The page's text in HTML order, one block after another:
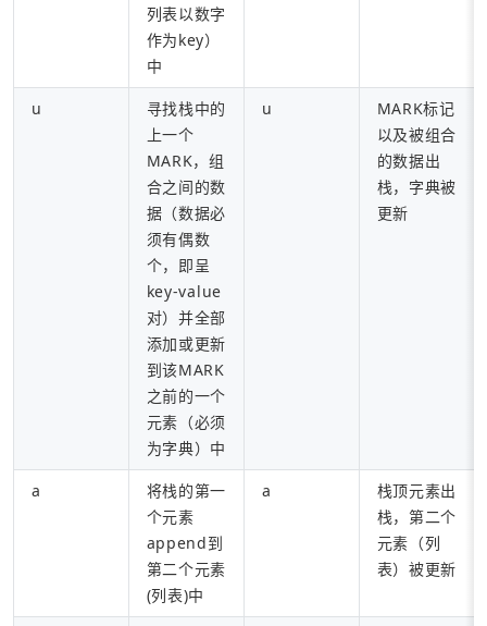
列表以数字
作为key）
中
u
寻找栈中的
上一个
MARK，组
合之间的数
据（数据必
须有偶数
个，即呈
key-value
对）并全部
添加或更新
到该MARK
之前的一个
元素（必须
为字典）中
u
MARK标记
以及被组合
的数据出
栈，字典被
更新
a
将栈的第一
个元素
append到
第二个元素
(列表)中
a
栈顶元素出
栈，第二个
元素（列
表）被更新